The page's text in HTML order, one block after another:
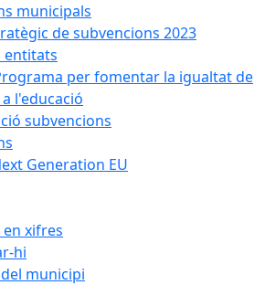
municipals
de subvencions 2023
entitats
per fomentar la igualtat de
l'educació
subvencions
Generation EU
xifres
hi
municipi